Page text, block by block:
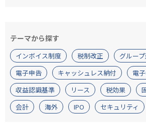
テーマから探す
インボイス制度 税制改正
グルー
電子申告
キャッシュレス納付
電
収益認識基準
リース 税効果
会計
海外 IPO セキュリティ